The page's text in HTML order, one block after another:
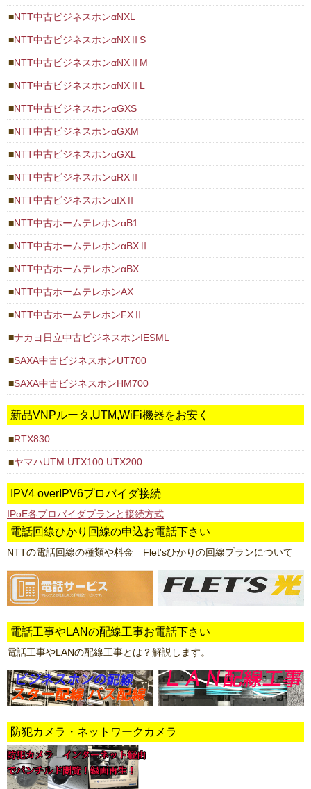
NTT中古ビジネスホンαNXL
NTT中古ビジネスホンαNXⅡS
NTT中古ビジネスホンαNXⅡM
NTT中古ビジネスホンαNXⅡL
NTT中古ビジネスホンαGXS
NTT中古ビジネスホンαGXM
NTT中古ビジネスホンαGXL
NTT中古ビジネスホンαRXⅡ
NTT中古ビジネスホンαIXⅡ
NTT中古ホームテレホンαB1
NTT中古ホームテレホンαBXⅡ
NTT中古ホームテレホンαBX
NTT中古ホームテレホンAX
NTT中古ホームテレホンFXⅡ
ナカヨ日立中古ビジネスホンIESML
SAXA中古ビジネスホンUT700
SAXA中古ビジネスホンHM700
新品VNPルータ,UTM,WiFi機器をお安く
RTX830
ヤマハUTM UTX100 UTX200
IPV4 overIPV6プロバイダ接続
IPoE各プロバイダプランと接続方式
電話回線ひかり回線の申込お電話下さい
NTTの電話回線の種類や料金 Flet'sひかりの回線プランについて
電話工事やLANの配線工事お電話下さい
電話工事やLANの配線工事とは？解説します。
防犯カメラ・ネットワークカメラ